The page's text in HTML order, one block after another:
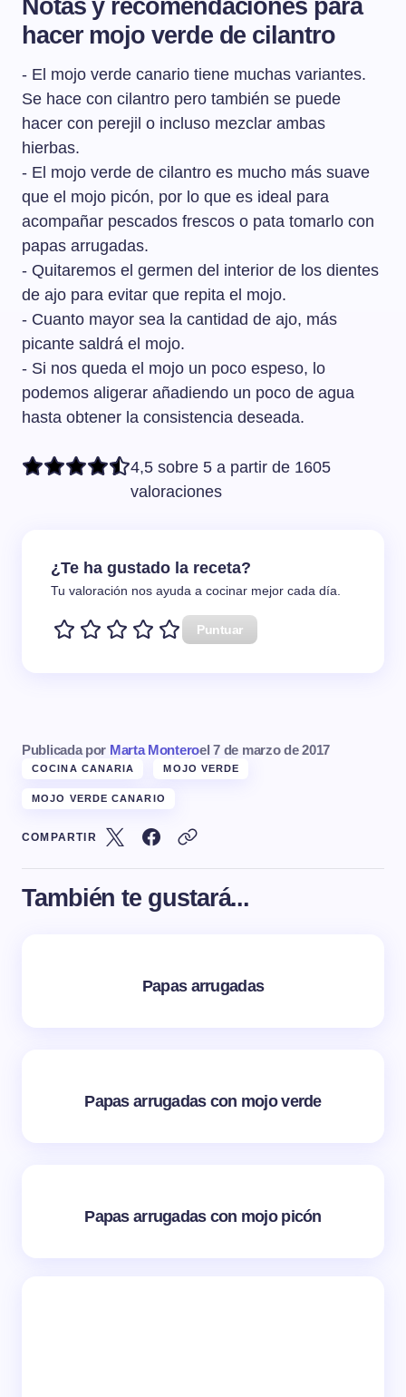
Notas y recomendaciones para
hacer mojo verde de cilantro
- El mojo verde canario tiene muchas variantes.
Se hace con cilantro pero también se puede
hacer con perejil o incluso mezclar ambas
hierbas.
- El mojo verde de cilantro es mucho más suave
que el mojo picón, por lo que es ideal para
acompañar pescados frescos o pata tomarlo con
papas arrugadas.
- Quitaremos el germen del interior de los dientes
de ajo para evitar que repita el mojo.
- Cuanto mayor sea la cantidad de ajo, más
picante saldrá el mojo.
- Si nos queda el mojo un poco espeso, lo
podemos aligerar añadiendo un poco de agua
hasta obtener la consistencia deseada.
4,5 sobre 5 a partir de 1605
valoraciones
¿Te ha gustado la receta?
Tu valoración nos ayuda a cocinar mejor cada día.
Puntuar
Publicada por Marta Monteroel 7 de marzo de 2017
COCINA CANARIA MOJO VERDE
MOJO VERDE CANARIO
COMPARTIR
También te gustará...
Papas arrugadas
Papas arrugadas con mojo verde
Papas arrugadas con mojo picón